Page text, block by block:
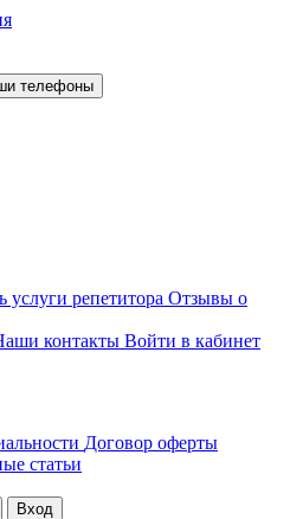
телефоны
услуги репетитора Отзывы о
контакты Войти в кабинет
Договор оферты
статьи
Вход